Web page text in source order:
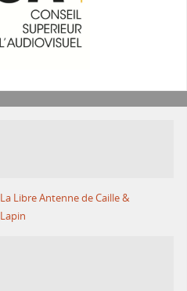
La Libre Antenne de Caille &
Lapin